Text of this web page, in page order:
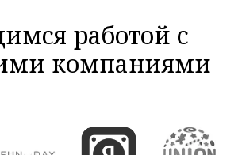
работой с
компаниями